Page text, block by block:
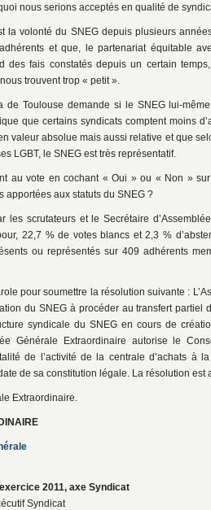
nous serions acceptés en qualité de
la volonté du SNEG depuis plusieurs
et que, le partenariat équitable
des fais constatés depuis un certain
trouvent trop « petit ».
de Toulouse demande si le SNEG lui-
que certains syndicats comptent moins
valeur absolue mais aussi relative et que
LGBT, le SNEG est très représentatif.
au vote en cochant « Oui » ou « Non »
apportées aux statuts du SNEG ?
les scrutateurs et le Secrétaire
22,7 % de votes blancs et 2,3 %
ou représentés sur 409 adhérents
pour soumettre la résolution suivante :
du SNEG à procéder au transfert partiel
syndicale du SNEG en cours de
Générale Extraordinaire autorise le
de l’activité de la centrale d’achats à
de sa constitution légale. La résolution est
Extraordinaire.
2011, axe Syndicat
Syndicat